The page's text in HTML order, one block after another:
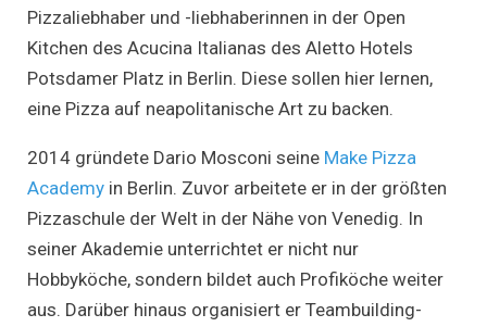
Pizzaliebhaber und -liebhaberinnen in der Open
Kitchen des Acucina Italianas des Aletto Hotels
Potsdamer Platz in Berlin. Diese sollen hier lernen,
eine Pizza auf neapolitanische Art zu backen.
2014 gründete Dario Mosconi seine Make Pizza
Academy in Berlin. Zuvor arbeitete er in der größten
Pizzaschule der Welt in der Nähe von Venedig. In
seiner Akademie unterrichtet er nicht nur
Hobbyköche, sondern bildet auch Profiköche weiter
aus. Darüber hinaus organisiert er Teambuilding-